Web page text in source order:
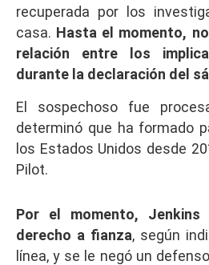
recuperada por los
casa. Hasta el momento,
relación entre los
durante la declaración del
El sospechoso fue
determinó que ha formado
los Estados Unidos desde
Pilot.
Por el momento, Jenkins
derecho a fianza, según
línea, y se le negó un